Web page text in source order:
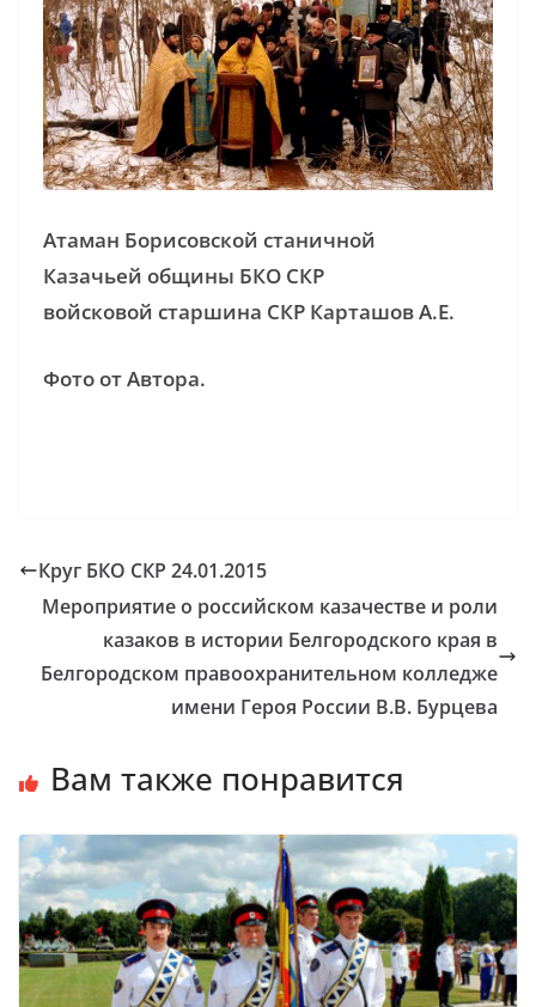
Атаман Борисовской станичной
Казачьей общины БКО СКР
войсковой старшина СКР Карташов А.Е.
Фото от Автора.
Круг БКО СКР 24.01.2015
Мероприятие о российском казачестве и роли
казаков в истории Белгородского края в
Белгородском правоохранительном колледже
имени Героя России В.В. Бурцева
Вам также понравится